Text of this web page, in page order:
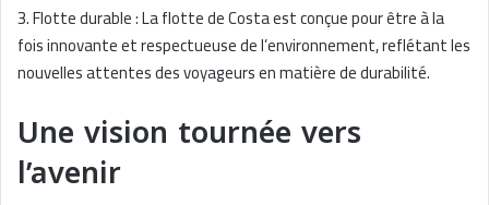
3. Flotte durable : La flotte de Costa est conçue pour être à la
fois innovante et respectueuse de l’environnement, reflétant les
nouvelles attentes des voyageurs en matière de durabilité.
Une vision tournée vers
l’avenir